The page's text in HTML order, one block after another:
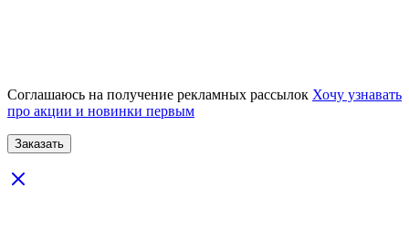
Соглашаюсь на получение рекламных рассылок Хочу узнавать
про акции и новинки первым